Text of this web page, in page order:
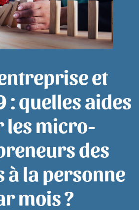
et
: quelles aides
les micro-
des
à la personne
mois ?